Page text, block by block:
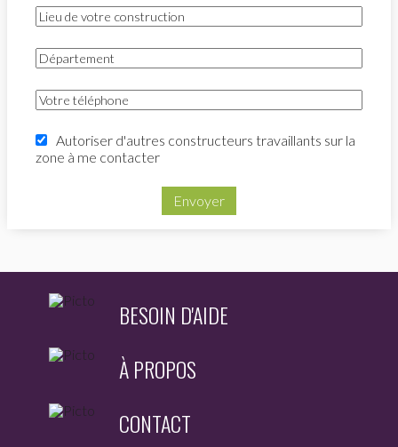
Autoriser d'autres constructeurs travaillants sur la
zone à me contacter
Envoyer
BESOIN D'AIDE
À PROPOS
CONTACT